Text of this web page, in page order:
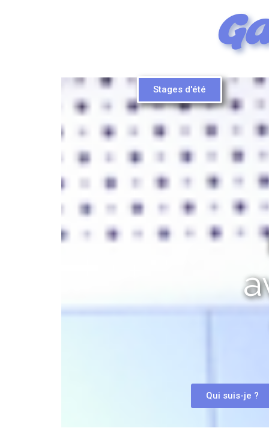
Stages d'été
Qui suis-je ?